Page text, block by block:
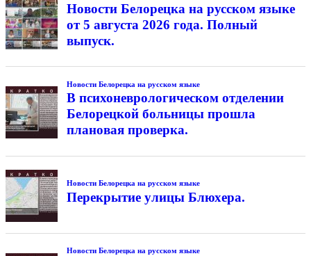
Новости Белорецка на русском языке
от 5 августа 2026 года. Полный
выпуск.
Новости Белорецка на русском языке
В психоневрологическом отделении
Белорецкой больницы прошла
плановая проверка.
Новости Белорецка на русском языке
Перекрытие улицы Блюхера.
Новости Белорецка на русском языке